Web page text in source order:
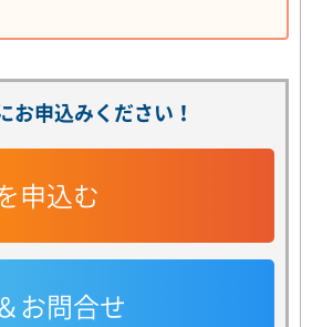
お申込みください！
申込む
お問合せ